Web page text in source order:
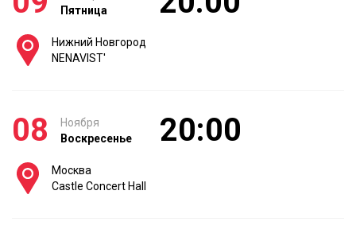
Пятница
Нижний Новгород
NENAVIST'
08
Ноября
Воскресенье
20:00
Москва
Castle Concert Hall